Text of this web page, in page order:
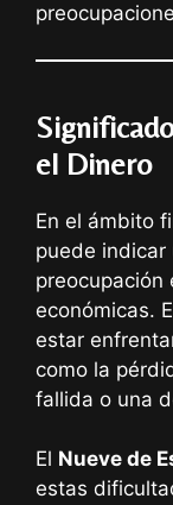
el Dinero
En el ámbito
puede
preocupación
económicas.
estar
como la
fallida o una
El Nueve de
estas